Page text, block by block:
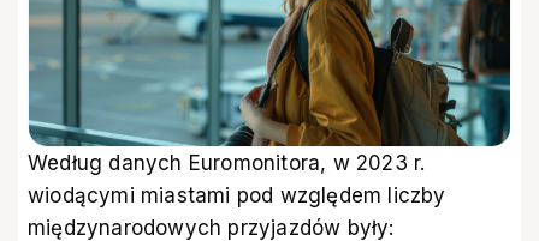
Według danych Euromonitora, w 2023 r.
wiodącymi miastami pod względem liczby
międzynarodowych przyjazdów były: